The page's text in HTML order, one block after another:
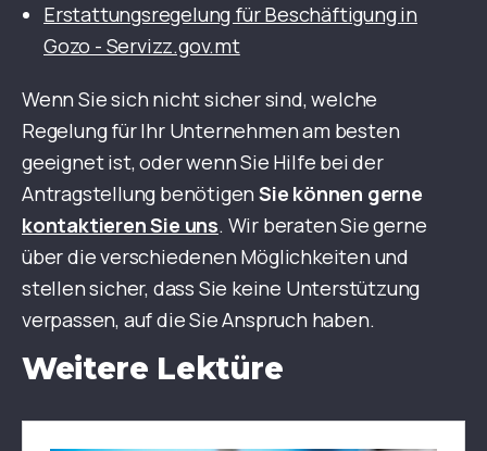
Erstattungsregelung für Beschäftigung in
Gozo - Servizz.gov.mt
Wenn Sie sich nicht sicher sind, welche
Regelung für Ihr Unternehmen am besten
geeignet ist, oder wenn Sie Hilfe bei der
Antragstellung benötigenSie können gerne
kontaktieren Sie uns. Wir beraten Sie gerne
über die verschiedenen Möglichkeiten und
stellen sicher, dass Sie keine Unterstützung
verpassen, auf die Sie Anspruch haben.
Weitere Lektüre